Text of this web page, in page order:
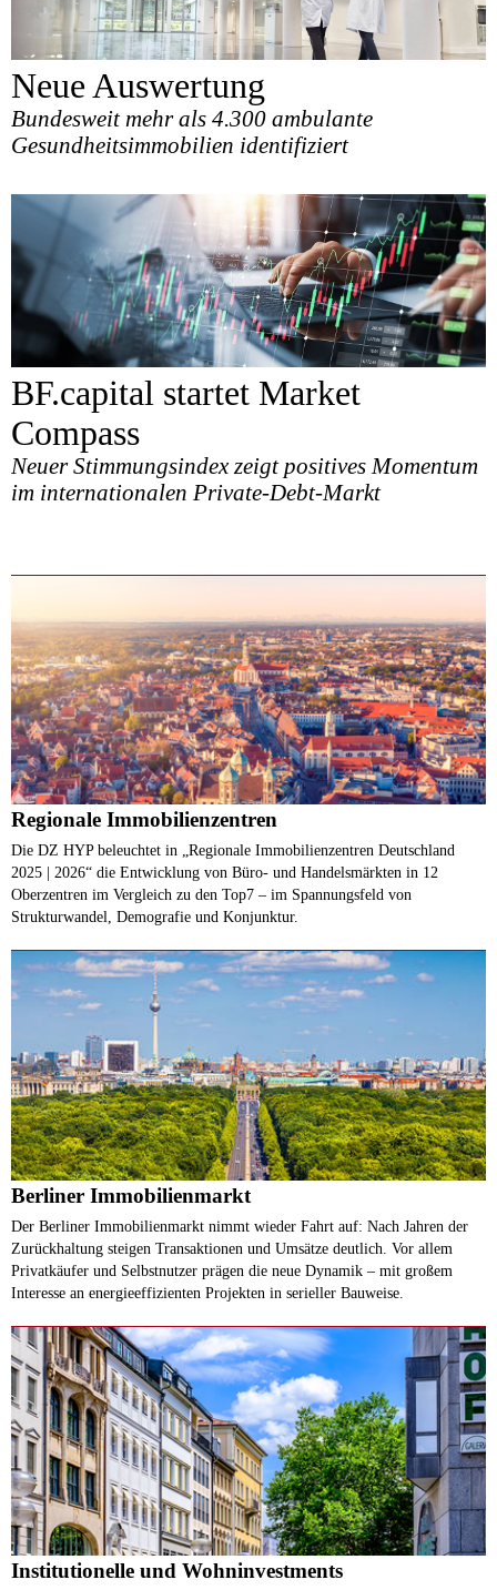
Neue Auswertung
Bundesweit mehr als 4.300 ambulante
Gesundheitsimmobilien identifiziert
BF.capital startet Market
Compass
Neuer Stimmungsindex zeigt positives Momentum
im internationalen Private-Debt-Markt
Regionale Immobilienzentren
Die DZ HYP beleuchtet in „Regionale Immobilienzentren Deutschland
2025 | 2026“ die Entwicklung von Büro- und Handelsmärkten in 12
Oberzentren im Vergleich zu den Top7 – im Spannungsfeld von
Strukturwandel, Demografie und Konjunktur.
Berliner Immobilienmarkt
Der Berliner Immobilienmarkt nimmt wieder Fahrt auf: Nach Jahren der
Zurückhaltung steigen Transaktionen und Umsätze deutlich. Vor allem
Privatkäufer und Selbstnutzer prägen die neue Dynamik – mit großem
Interesse an energieeffizienten Projekten in serieller Bauweise.
Institutionelle und Wohninvestments